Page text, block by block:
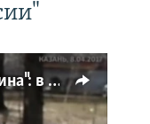
"Наш дурдом голосует за Путина": в Казани прошел арт-пикет "Открытой России"